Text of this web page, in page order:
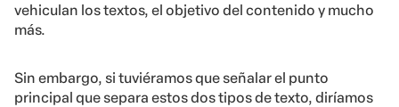
vehiculan los textos, el objetivo del contenido y mucho
más.
Sin embargo, si tuviéramos que señalar el punto
principal que separa estos dos tipos de texto, diríamos